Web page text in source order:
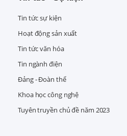
Tin tức sự kiện
Hoạt động sản xuất
Tin tức văn hóa
Tin ngành điện
Đảng - Đoàn thể
Khoa học công nghệ
Tuyên truyền chủ đề năm 2023